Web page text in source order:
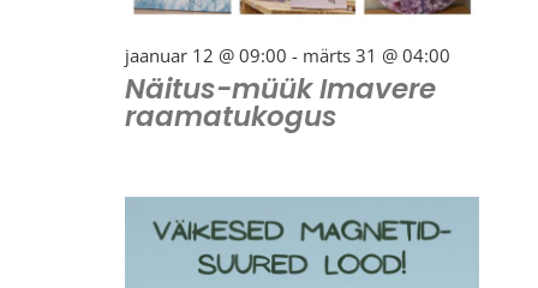
jaanuar 12 @ 09:00 - märts 31 @ 04:00
Näitus-müük Imavere
raamatukogus